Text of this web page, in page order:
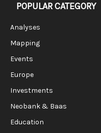
POPULAR CATEGORY
Analyses
Mapping
Events
Europe
Investments
Neobank & Baas
Education